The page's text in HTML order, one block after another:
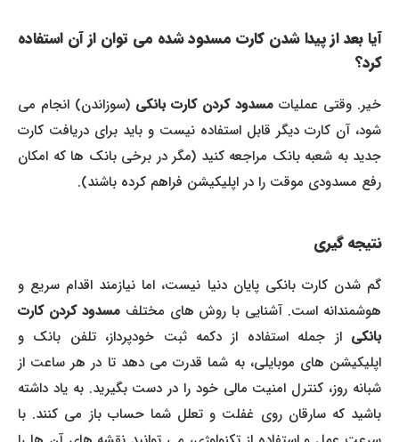
آیا بعد از پیدا شدن کارت مسدود شده می توان از آن استفاده
کرد؟
خیر. وقتی عملیاتمسدود کردن کارت بانکی(سوزاندن) انجام می
شود، آن کارت دیگر قابل استفاده نیست و باید برای دریافت کارت
جدید به شعبه بانک مراجعه کنید (مگر در برخی بانک ها که امکان
رفع مسدودی موقت را در اپلیکیشن فراهم کرده باشند).
نتیجه گیری
گم شدن کارت بانکی پایان دنیا نیست، اما نیازمند اقدام سریع و
هوشمندانه است. آشنایی با روش های مختلفمسدود کردن کارت
بانکیاز جمله استفاده از دکمه ثبت خودپرداز، تلفن بانک و
اپلیکیشن های موبایلی، به شما قدرت می دهد تا در هر ساعت از
شبانه روز، کنترل امنیت مالی خود را در دست بگیرید. به یاد داشته
باشید که سارقان روی غفلت و تعلل شما حساب باز می کنند. با